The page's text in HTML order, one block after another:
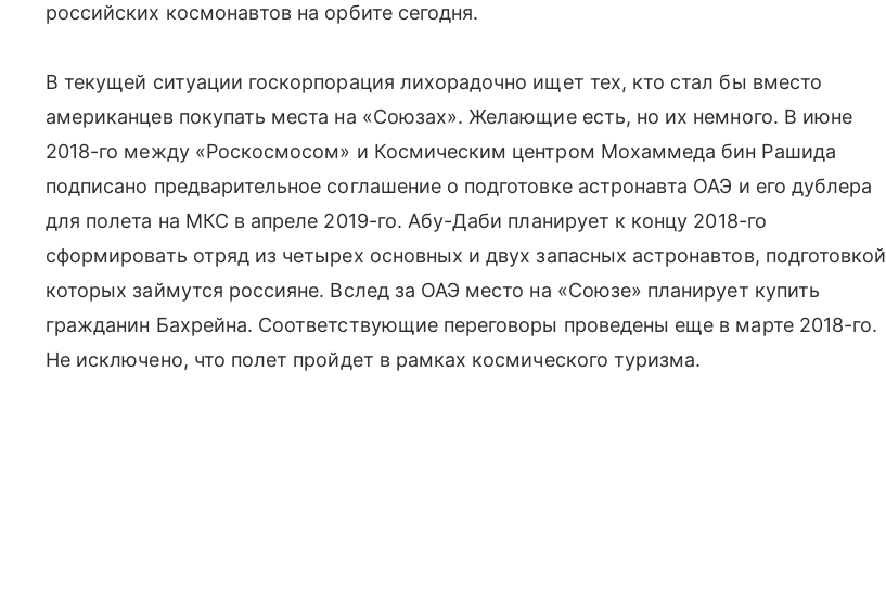
российских космонавтов на орбите сегодня.
В текущей ситуации госкорпорация лихорадочно ищет тех, кто стал бы вместо
американцев покупать места на «Союзах». Желающие есть, но их немного. В июне
2018-го между «Роскосмосом» и Космическим центром Мохаммеда бин Рашида
подписано предварительное соглашение о подготовке астронавта ОАЭ и его дублера
для полета на МКС в апреле 2019-го. Абу-Даби планирует к концу 2018-го
сформировать отряд из четырех основных и двух запасных астронавтов, подготовкой
которых займутся россияне. Вслед за ОАЭ место на «Союзе» планирует купить
гражданин Бахрейна. Соответствующие переговоры проведены еще в марте 2018-го.
Не исключено, что полет пройдет в рамках космического туризма.